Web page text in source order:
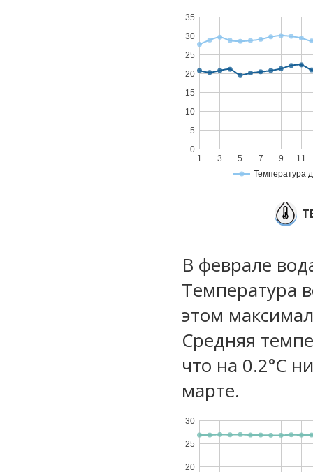
Температура
1 3 5 7 9 11
0
5
10
15
20
25
30
35
В феврале
Температура
этом
Средняя
что на 0.2°C
марте.
20
25
30